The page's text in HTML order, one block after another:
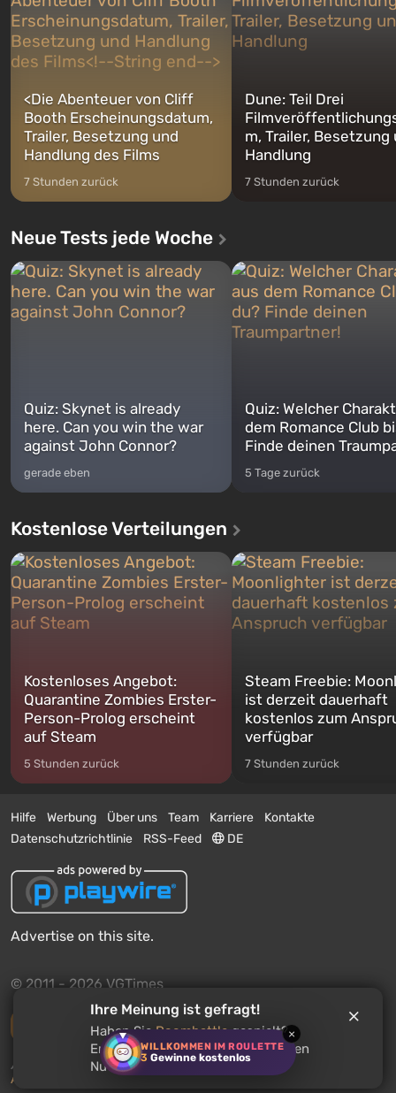
WILLKOMMEN IM ROULETTE
3 Gewinne kostenlos
×
jederzeit...
<Die Abenteuer von Cliff
Booth Erscheinungsdatum,
Trailer, Besetzung und
Handlung des Films
7 Stunden zurück
Dune: Teil Drei
m, Trailer, Besetzung
Handlung
7 Stunden zurück
Neue Tests jede Woche
Quiz: Skynet is already
here. Can you win the war
against John Connor?
gerade eben
Quiz: Welcher
dem Romance Club
Finde deinen
5 Tage zurück
Kostenlose Verteilungen
Kostenloses Angebot:
Quarantine Zombies Erster-
Person-Prolog erscheint
auf Steam
5 Stunden zurück
Steam Freebie:
ist derzeit dauerhaft
kostenlos zum
verfügbar
7 Stunden zurück
Hilfe Werbung Über uns Team Karriere
Kontakte
Datenschutzrichtlinie
RSS-Feed DE
Advertise on this site.
© 2011 - 2026 VGTimes
Vollständige Version
Push-Benachrichtigungen über Nachrichten:
Aktivieren
Ihre Meinung ist gefragt!
Haben SieRoombattlegespielt?
Empfehlen Sie dieses Spiel anderen
Nutzern?